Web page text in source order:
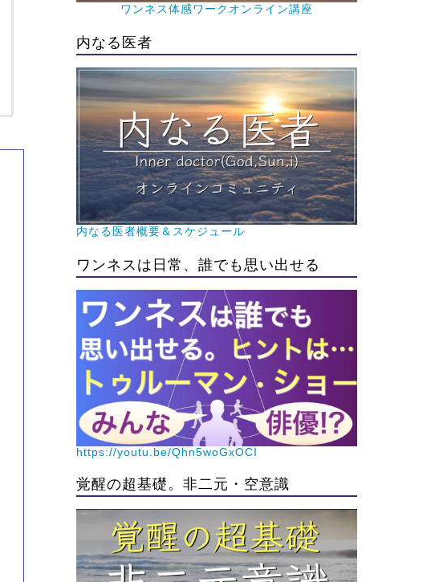
ワンネス体感ワークオンライン講座
内なる医者
内なる医者概要＆スケジュール
ワンネスは日常、誰でも思い出せる
https://youtu.be/Qhn5woGxOCI
覚醒の超基礎。非二元・空意識